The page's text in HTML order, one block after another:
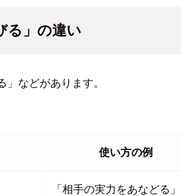
る」の違い
」などがあります。
使い方の例
「相手の実力をあなどる」